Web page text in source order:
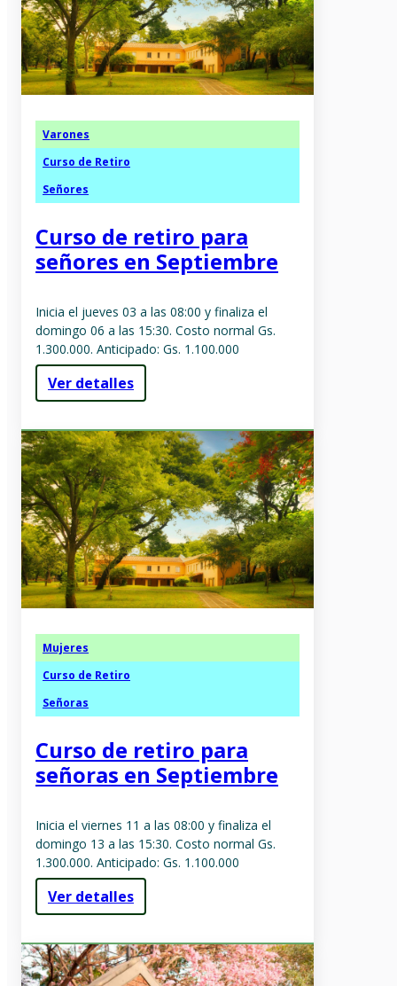
Varones
Curso de Retiro
Señores
Curso de retiro para
señores en Septiembre
Inicia el jueves 03 a las 08:00 y finaliza el
domingo 06 a las 15:30. Costo normal Gs.
1.300.000. Anticipado: Gs. 1.100.000
Ver detalles
Mujeres
Curso de Retiro
Señoras
Curso de retiro para
señoras en Septiembre
Inicia el viernes 11 a las 08:00 y finaliza el
domingo 13 a las 15:30. Costo normal Gs.
1.300.000. Anticipado: Gs. 1.100.000
Ver detalles